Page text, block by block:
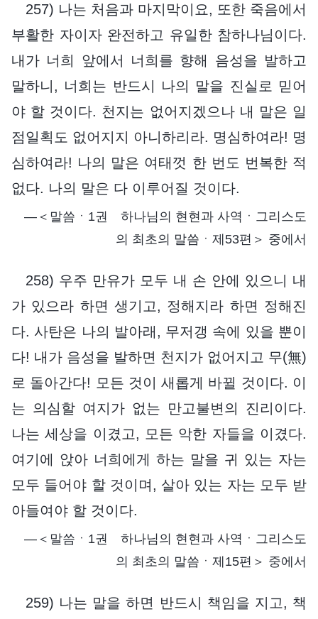
257) 나는 처음과 마지막이요, 또한 죽음에서
부활한 자이자 완전하고 유일한 참하나님이다.
내가 너희 앞에서 너희를 향해 음성을 발하고
말하니, 너희는 반드시 나의 말을 진실로 믿어
야 할 것이다. 천지는 없어지겠으나 내 말은 일
점일획도 없어지지 아니하리라. 명심하여라! 명
심하여라! 나의 말은 여태껏 한 번도 번복한 적
없다. 나의 말은 다 이루어질 것이다.
―＜말씀ㆍ1권 하나님의 현현과 사역ㆍ그리스도
의 최초의 말씀ㆍ제53편＞ 중에서
258) 우주 만유가 모두 내 손 안에 있으니 내
가 있으라 하면 생기고, 정해지라 하면 정해진
다. 사탄은 나의 발아래, 무저갱 속에 있을 뿐이
다! 내가 음성을 발하면 천지가 없어지고 무(無)
로 돌아간다! 모든 것이 새롭게 바뀔 것이다. 이
는 의심할 여지가 없는 만고불변의 진리이다.
나는 세상을 이겼고, 모든 악한 자들을 이겼다.
여기에 앉아 너희에게 하는 말을 귀 있는 자는
모두 들어야 할 것이며, 살아 있는 자는 모두 받
아들여야 할 것이다.
―＜말씀ㆍ1권 하나님의 현현과 사역ㆍ그리스도
의 최초의 말씀ㆍ제15편＞ 중에서
259) 나는 말을 하면 반드시 책임을 지고, 책